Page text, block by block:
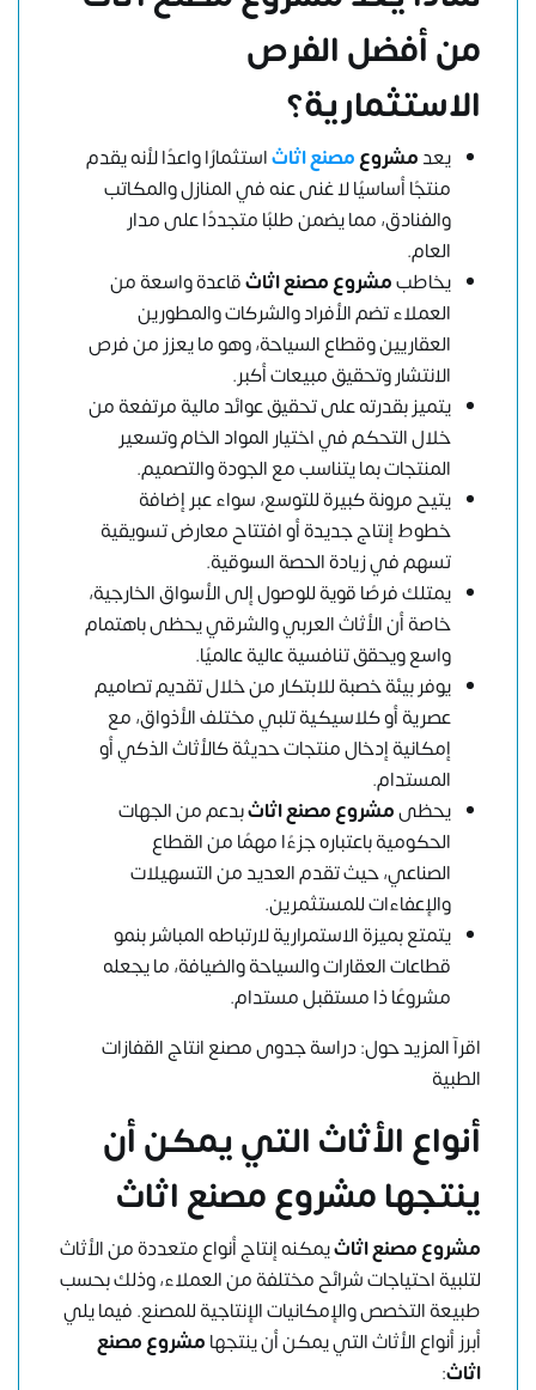
من أفضل الفرص
الاستثمارية؟
يعدمشروعمصنع اثاثاستثمارًا واعدًا لأنه يقدم
منتجًا أساسيًا لا غنى عنه في المنازل والمكاتب
والفنادق، مما يضمن طلبًا متجددًا على مدار
العام.
يخاطبمشروع مصنع اثاثقاعدة واسعة من
العملاء تضم الأفراد والشركات والمطورين
العقاريين وقطاع السياحة، وهو ما يعزز من فرص
الانتشار وتحقيق مبيعات أكبر.
يتميز بقدرته على تحقيق عوائد مالية مرتفعة من
خلال التحكم في اختيار المواد الخام وتسعير
المنتجات بما يتناسب مع الجودة والتصميم.
يتيح مرونة كبيرة للتوسع، سواء عبر إضافة
خطوط إنتاج جديدة أو افتتاح معارض تسويقية
تسهم في زيادة الحصة السوقية.
يمتلك فرصًا قوية للوصول إلى الأسواق الخارجية،
خاصة أن الأثاث العربي والشرقي يحظى باهتمام
واسع ويحقق تنافسية عالية عالميًا.
يوفر بيئة خصبة للابتكار من خلال تقديم تصاميم
عصرية أو كلاسيكية تلبي مختلف الأذواق، مع
إمكانية إدخال منتجات حديثة كالأثاث الذكي أو
المستدام.
يحظىمشروع مصنع اثاثبدعم من الجهات
الحكومية باعتباره جزءًا مهمًا من القطاع
الصناعي، حيث تقدم العديد من التسهيلات
والإعفاءات للمستثمرين.
يتمتع بميزة الاستمرارية لارتباطه المباشر بنمو
قطاعات العقارات والسياحة والضيافة، ما يجعله
مشروعًا ذا مستقبل مستدام.
اقرآ المزيد حول:دراسة جدوى مصنع انتاج القفازات
الطبية
أنواع الأثاث التي يمكن أن
ينتجها مشروع مصنع اثاث
مشروع مصنع اثاثيمكنه إنتاج أنواع متعددة من الأثاث
لتلبية احتياجات شرائح مختلفة من العملاء، وذلك بحسب
طبيعة التخصص والإمكانيات الإنتاجية للمصنع. فيما يلي
أبرز أنواع الأثاث التي يمكن أن ينتجهامشروع مصنع
اثاث: